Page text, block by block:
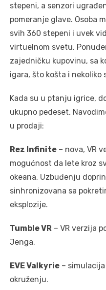
stepeni, a senzori
pomeranje glave. Osoba
svih 360 stepeni i uvek
virtuelnom svetu.
zajedničku kupovinu, sa
igara, što košta i nekoliko
Kada su u ptanju igrice,
ukupno pedeset.
u prodaji:
Rez Infinite – nova, VR
mogućnost da lete kroz
okeana. Uzbuđenju
sinhronizovana sa
eksplozije.
Tumble VR – VR verzija
Jenga.
EVE Valkyrie –
okruženju.